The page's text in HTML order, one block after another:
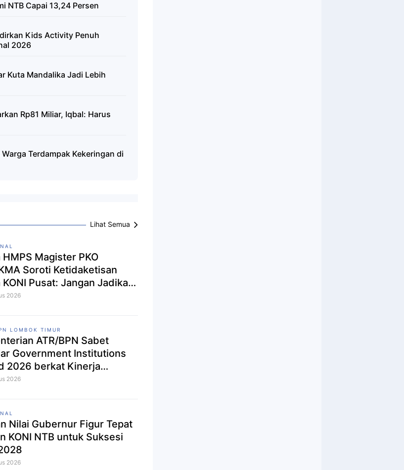
NTB Capai 13,24 Persen
Kids Activity Penuh
2026
Kuta Mandalika Jadi Lebih
Rp81 Miliar, Iqbal: Harus
Terdampak Kekeringan di
Lihat Semua
HMPS Magister PKO
Soroti Ketidaketisan
KONI Pusat: Jangan Jadikan
NTB Sebagai Arena
2026
LOMBOK TIMUR
ATR/BPN Sabet
Government Institutions
2026 berkat Kinerja
Publik
2026
Nilai Gubernur Figur Tepat
KONI NTB untuk Suksesi
2026